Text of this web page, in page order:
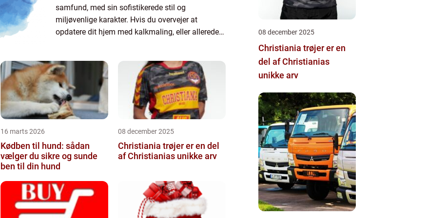
samfund, med sin sofistikerede stil og
miljøvenlige karakter. Hvis du overvejer at
opdatere dit hjem med kalkmaling, eller allerede
16 marts 2026
Kødben til hund: sådan
vælger du sikre og sunde
ben til din hund
08 december 2025
Christiania trøjer er en del
af Christianias unikke arv
08 december 2025
Christiania trøjer er en
del af Christianias
unikke arv